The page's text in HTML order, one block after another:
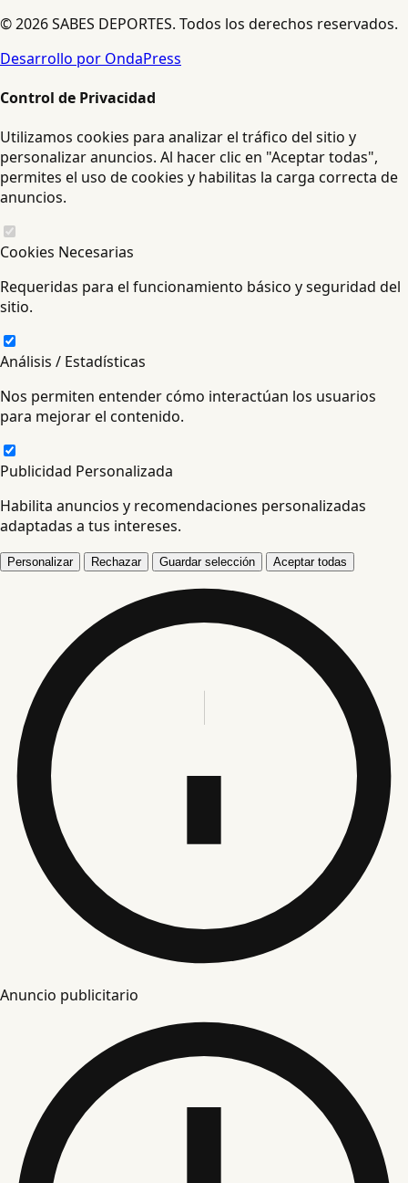
© 2026 SABES DEPORTES. Todos los derechos reservados.
Desarrollo por OndaPress
Control de Privacidad
Utilizamos cookies para analizar el tráfico del sitio y
personalizar anuncios. Al hacer clic en "Aceptar todas",
permites el uso de cookies y habilitas la carga correcta de
anuncios.
Cookies Necesarias
Requeridas para el funcionamiento básico y seguridad del
sitio.
Análisis / Estadísticas
Nos permiten entender cómo interactúan los usuarios
para mejorar el contenido.
Publicidad Personalizada
Habilita anuncios y recomendaciones personalizadas
adaptadas a tus intereses.
Personalizar Rechazar Guardar selección Aceptar todas
Anuncio publicitario